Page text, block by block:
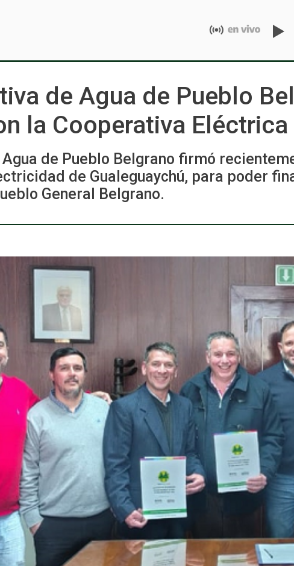
de Agua de Pueblo
la Cooperativa Eléctrica
de Pueblo Belgrano firmó
de Gualeguaychú, para poder
General Belgrano.